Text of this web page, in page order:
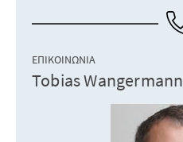
ΕΠΙΚΟΙΝΩΝΊΑ
Tobias Wangermann